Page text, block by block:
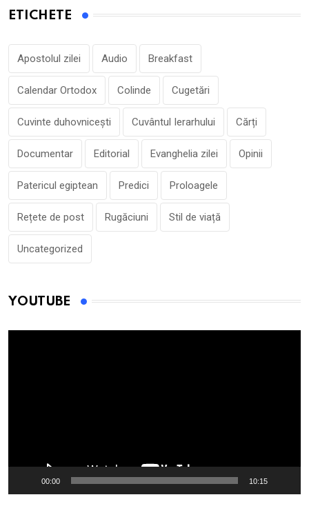
ETICHETE
Apostolul zilei Audio Breakfast
Calendar Ortodox Colinde Cugetări
Cuvinte duhovnicești Cuvântul Ierarhului Cărți
Documentar Editorial Evanghelia zilei Opinii
Patericul egiptean Predici Proloagele
Rețete de post Rugăciuni Stil de viață
Uncategorized
YOUTUBE
00:00 10:15